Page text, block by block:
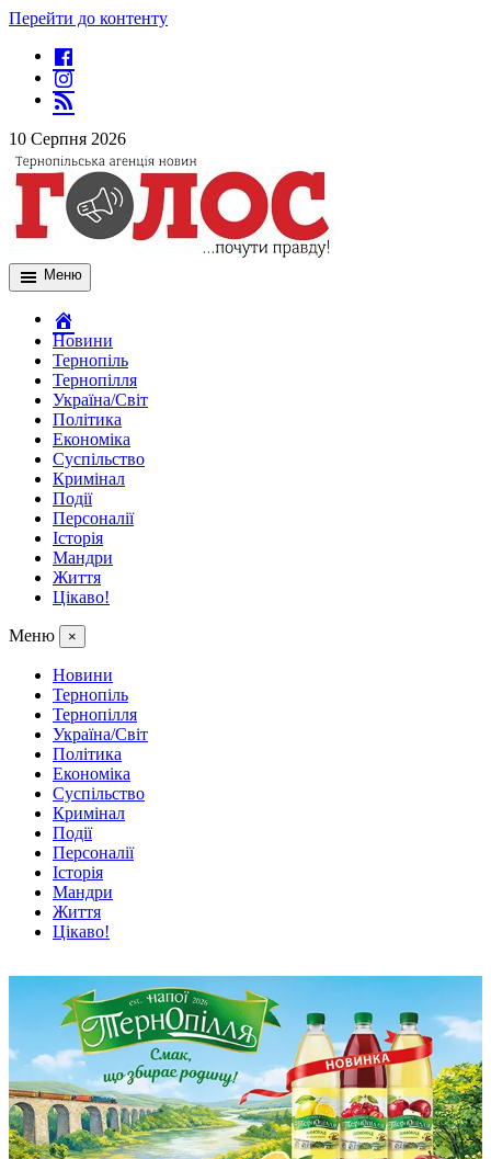
Перейти до контенту
10 Серпня 2026
Меню
Новини
Тернопіль
Тернопілля
Україна/Світ
Політика
Економіка
Суспільство
Кримінал
Події
Персоналії
Історія
Мандри
Життя
Цікаво!
Меню ×
Новини
Тернопіль
Тернопілля
Україна/Світ
Політика
Економіка
Суспільство
Кримінал
Події
Персоналії
Історія
Мандри
Життя
Цікаво!